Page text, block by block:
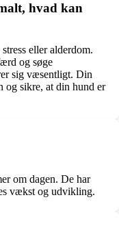
hvad kan
eller alderdom.
og søge
sig væsentligt. Din
og sikre, at din hund er
om dagen. De har
vækst og udvikling.